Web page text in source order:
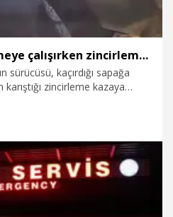
Kaçırdığı sapağa dönmeye çalışırken zincirleme kazaya neden oldu; o anlar kamerada
sürücüsü, kaçırdığı sapağa
karıştığı zincirleme kazaya